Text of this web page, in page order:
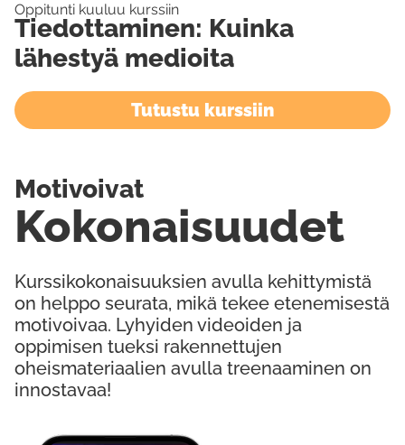
Oppitunti kuuluu kurssiin
Tiedottaminen: Kuinka
lähestyä medioita
Tutustu kurssiin
Kurssikokonaisuuksien avulla kehittymistä
on helppo seurata, mikä tekee etenemisestä
motivoivaa. Lyhyiden videoiden ja
oppimisen tueksi rakennettujen
oheismateriaalien avulla treenaaminen on
innostavaa!
Kokonaisuudet
Motivoivat